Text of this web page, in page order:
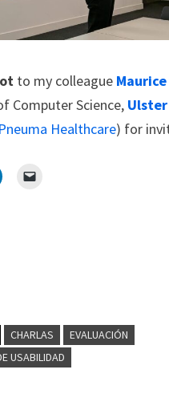
to my colleague
Computer Science,
Pneuma Healthcare) for
CHARLAS
EVALUACIÓN
USABILIDAD